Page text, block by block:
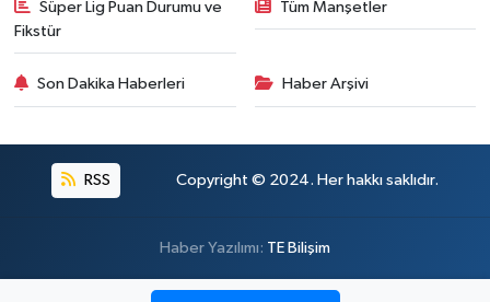
Süper Lig Puan Durumu ve
Fikstür
Tüm Manşetler
Son Dakika Haberleri Haber Arşivi
RSS Copyright © 2024. Her hakkı saklıdır.
Haber Yazılımı: TE Bilişim